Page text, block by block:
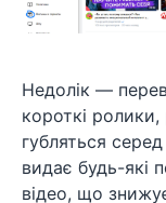
Недолік —
короткі ролики,
губляться
видає будь-які
відео, що